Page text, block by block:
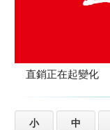
直銷正在起變化
小 中